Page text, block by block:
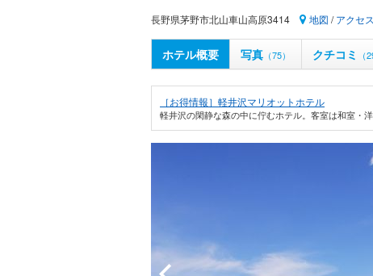
長野県茅野市北山車山高原3414 地図 /アクセ
ホテル概要 写真 （75） クチコミ （
［お得情報］軽井沢マリオットホテル
軽井沢の閑静な森の中に佇むホテル。客室は和室・